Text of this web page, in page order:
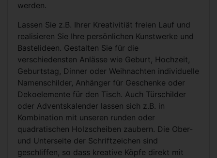
werden.
Lassen Sie z.B. Ihrer Kreativitiät freien Lauf und
realisieren Sie Ihre persönlichen Kunstwerke und
Bastelideen. Gestalten Sie für die
verschiedensten Anlässe wie Geburt, Hochzeit,
Geburtstag, Dinner oder Weihnachten individuelle
Namenschilder, Anhänger für Geschenke oder
Dekoelemente für den Tisch. Auch Türschilder
oder Adventskalender lassen sich z.B. in
Kombination mit unseren runden oder
quadratischen Holzscheiben zaubern. Die Ober-
und Unterseite der Schriftzeichen sind
geschliffen, so dass kreative Köpfe direkt mit